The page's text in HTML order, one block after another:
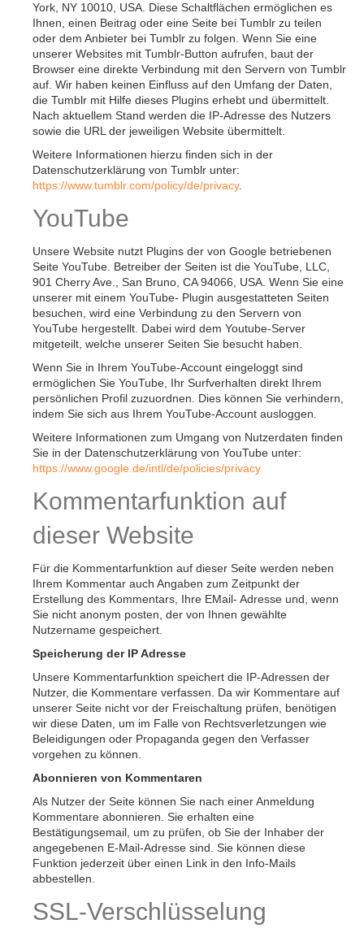
York, NY 10010, USA. Diese Schaltflächen ermöglichen es
Ihnen, einen Beitrag oder eine Seite bei Tumblr zu teilen
oder dem Anbieter bei Tumblr zu folgen. Wenn Sie eine
unserer Websites mit Tumblr-Button aufrufen, baut der
Browser eine direkte Verbindung mit den Servern von Tumblr
auf. Wir haben keinen Einfluss auf den Umfang der Daten,
die Tumblr mit Hilfe dieses Plugins erhebt und übermittelt.
Nach aktuellem Stand werden die IP-Adresse des Nutzers
sowie die URL der jeweiligen Website übermittelt.
Weitere Informationen hierzu finden sich in der
Datenschutzerklärung von Tumblr unter:
https://www.tumblr.com/policy/de/privacy.
YouTube
Unsere Website nutzt Plugins der von Google betriebenen
Seite YouTube. Betreiber der Seiten ist die YouTube, LLC,
901 Cherry Ave., San Bruno, CA 94066, USA. Wenn Sie eine
unserer mit einem YouTube- Plugin ausgestatteten Seiten
besuchen, wird eine Verbindung zu den Servern von
YouTube hergestellt. Dabei wird dem Youtube-Server
mitgeteilt, welche unserer Seiten Sie besucht haben.
Wenn Sie in Ihrem YouTube-Account eingeloggt sind
ermöglichen Sie YouTube, Ihr Surfverhalten direkt Ihrem
persönlichen Profil zuzuordnen. Dies können Sie verhindern,
indem Sie sich aus Ihrem YouTube-Account ausloggen.
Weitere Informationen zum Umgang von Nutzerdaten finden
Sie in der Datenschutzerklärung von YouTube unter:
https://www.google.de/intl/de/policies/privacy
Kommentarfunktion auf
dieser Website
Für die Kommentarfunktion auf dieser Seite werden neben
Ihrem Kommentar auch Angaben zum Zeitpunkt der
Erstellung des Kommentars, Ihre EMail- Adresse und, wenn
Sie nicht anonym posten, der von Ihnen gewählte
Nutzername gespeichert.
Speicherung der IP Adresse
Unsere Kommentarfunktion speichert die IP-Adressen der
Nutzer, die Kommentare verfassen. Da wir Kommentare auf
unserer Seite nicht vor der Freischaltung prüfen, benötigen
wir diese Daten, um im Falle von Rechtsverletzungen wie
Beleidigungen oder Propaganda gegen den Verfasser
vorgehen zu können.
Abonnieren von Kommentaren
Als Nutzer der Seite können Sie nach einer Anmeldung
Kommentare abonnieren. Sie erhalten eine
Bestätigungsemail, um zu prüfen, ob Sie der Inhaber der
angegebenen E-Mail-Adresse sind. Sie können diese
Funktion jederzeit über einen Link in den Info-Mails
abbestellen.
SSL-Verschlüsselung